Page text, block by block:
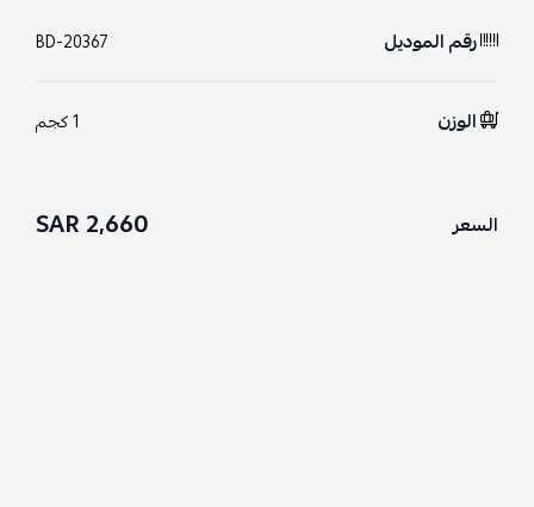
رقم الموديل BD-20367
الوزن 1 كجم
السعر 2,660 SAR